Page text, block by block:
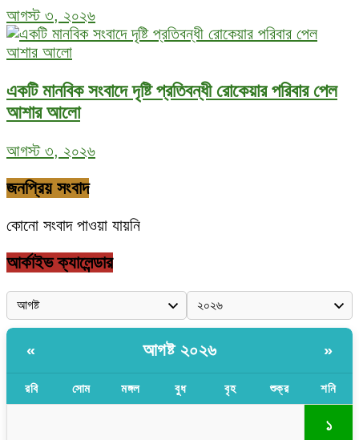
আগস্ট ৩, ২০২৬
একটি মানবিক সংবাদে দৃষ্টি প্রতিবন্ধী রোকেয়ার পরিবার পেল
আশার আলো
আগস্ট ৩, ২০২৬
জনপ্রিয় সংবাদ
কোনো সংবাদ পাওয়া যায়নি
আর্কাইভ ক্যালেন্ডার
« আগষ্ট ২০২৬ »
রবি সোম মঙ্গল বুধ বৃহ শুক্র শনি
১